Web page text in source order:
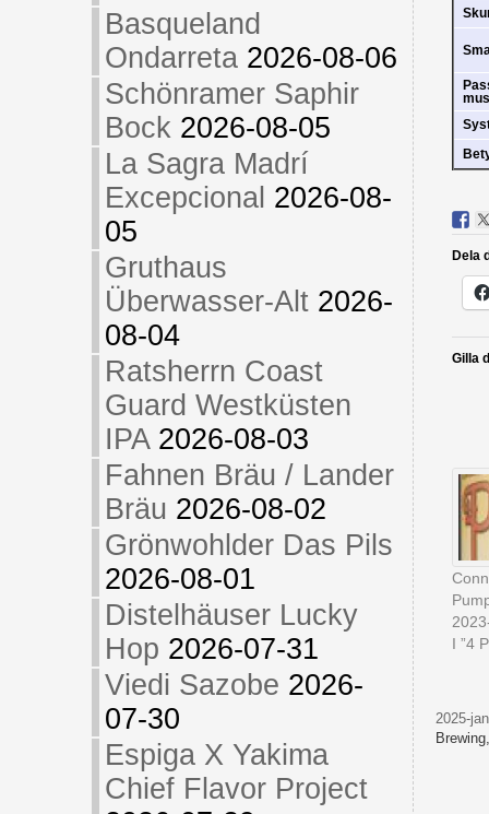
Basqueland
Ondarreta 2026-08-06
Schönramer Saphir
Bock 2026-08-05
La Sagra Madrí
Excepcional 2026-08-
05
Gruthaus
Überwasser-Alt 2026-
08-04
Ratsherrn Coast
Guard Westküsten
IPA 2026-08-03
Fahnen Bräu / Lander
Bräu 2026-08-02
Grönwohlder Das Pils
2026-08-01
Distelhäuser Lucky
Hop 2026-07-31
Viedi Sazobe 2026-
07-30
Espiga X Yakima
Chief Flavor Project
Dela
Gilla
I ”4
2025-